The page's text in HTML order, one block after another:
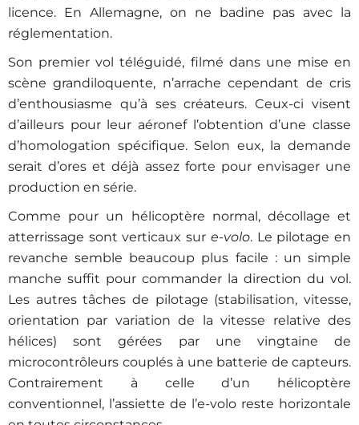
licence. En Allemagne, on ne badine pas avec la
réglementation.
Son premier vol téléguidé, filmé dans une mise en
scène grandiloquente, n’arrache cependant de cris
d’enthousiasme qu’à ses créateurs. Ceux-ci visent
d’ailleurs pour leur aéronef l’obtention d’une classe
d’homologation spécifique. Selon eux, la demande
serait d’ores et déjà assez forte pour envisager une
production en série.
Comme pour un hélicoptère normal, décollage et
atterrissage sont verticaux sur e-volo. Le pilotage en
revanche semble beaucoup plus facile : un simple
manche suffit pour commander la direction du vol.
Les autres tâches de pilotage (stabilisation, vitesse,
orientation par variation de la vitesse relative des
hélices) sont gérées par une vingtaine de
microcontrôleurs couplés à une batterie de capteurs.
Contrairement à celle d’un hélicoptère
conventionnel, l’assiette de l’e-volo reste horizontale